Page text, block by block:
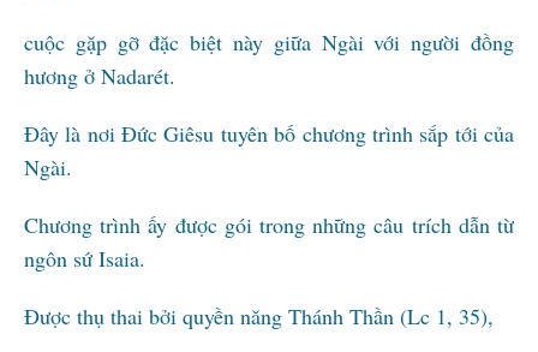
cuộc gặp gỡ đặc biệt này giữa Ngài với người đồng
hương ở Nadarét.
Đây là nơi Đức Giêsu tuyên bố chương trình sắp tới của
Ngài.
Chương trình ấy được gói trong những câu trích dẫn từ
ngôn sứ Isaia.
Được thụ thai bởi quyền năng Thánh Thần (Lc 1, 35),